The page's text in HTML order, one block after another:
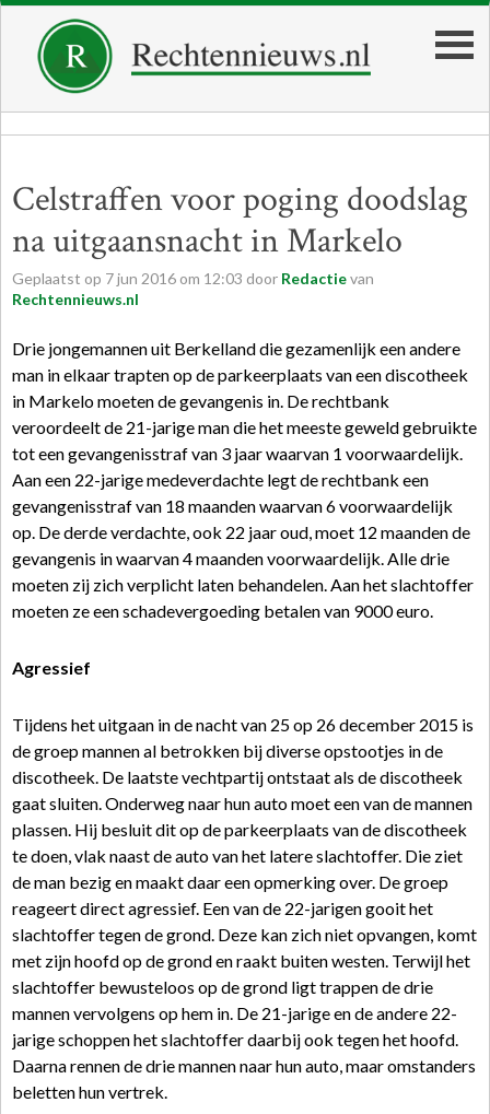
Celstraffen voor poging doodslag
na uitgaansnacht in Markelo
Geplaatst op 7jun 2016 om 12:03 door Redactievan
Rechtennieuws.nl
Drie jongemannen uit Berkelland die gezamenlijk een andere
man in elkaar trapten op de parkeerplaats van een discotheek
in Markelo moeten de gevangenis in. De rechtbank
veroordeelt de 21-jarige man die het meeste geweld gebruikte
tot een gevangenisstraf van 3 jaar waarvan 1 voorwaardelijk.
Aan een 22-jarige medeverdachte legt de rechtbank een
gevangenisstraf van 18 maanden waarvan 6 voorwaardelijk
op. De derde verdachte, ook 22 jaar oud, moet 12 maanden de
gevangenis in waarvan 4 maanden voorwaardelijk. Alle drie
moeten zij zich verplicht laten behandelen. Aan het slachtoffer
moeten ze een schadevergoeding betalen van 9000 euro.
Agressief
Tijdens het uitgaan in de nacht van 25 op 26 december 2015 is
de groep mannen al betrokken bij diverse opstootjes in de
discotheek. De laatste vechtpartij ontstaat als de discotheek
gaat sluiten. Onderweg naar hun auto moet een van de mannen
plassen. Hij besluit dit op de parkeerplaats van de discotheek
te doen, vlak naast de auto van het latere slachtoffer. Die ziet
de man bezig en maakt daar een opmerking over. De groep
reageert direct agressief. Een van de 22-jarigen gooit het
slachtoffer tegen de grond. Deze kan zich niet opvangen, komt
met zijn hoofd op de grond en raakt buiten westen. Terwijl het
slachtoffer bewusteloos op de grond ligt trappen de drie
mannen vervolgens op hem in. De 21-jarige en de andere 22-
jarige schoppen het slachtoffer daarbij ook tegen het hoofd.
Daarna rennen de drie mannen naar hun auto, maar omstanders
beletten hun vertrek.